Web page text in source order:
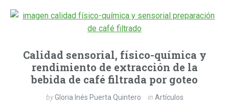
Calidad sensorial, físico-química y
rendimiento de extracción de la
bebida de café filtrada por goteo
byGloria Inés Puerta Quintero in Artículos